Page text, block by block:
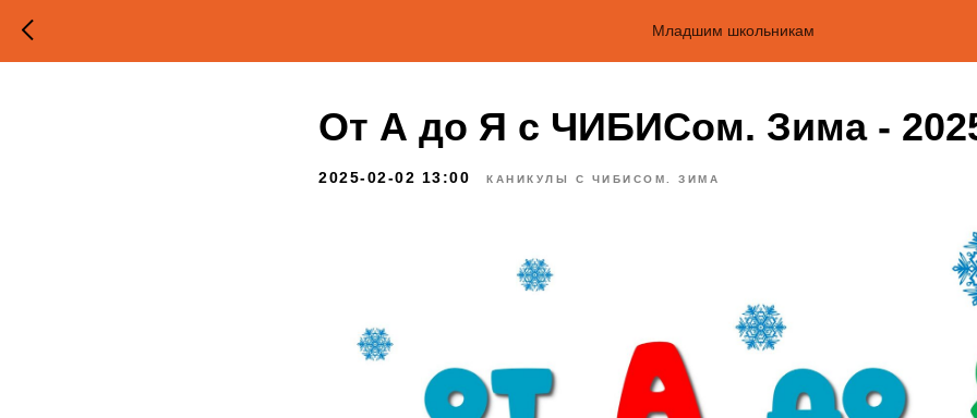
Младшим школьникам
От А до Я с ЧИБИСом. Зима -
2025-02-02 13:00 КАНИКУЛЫ С ЧИБИСОМ. ЗИМА